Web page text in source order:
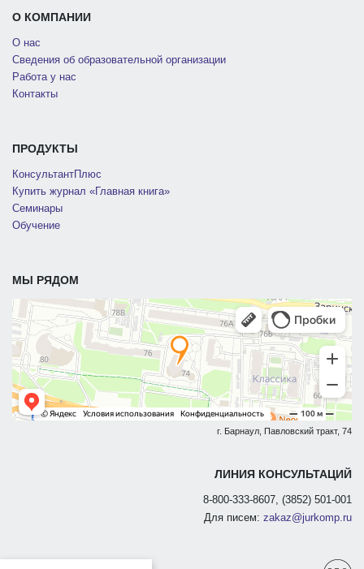
О КОМПАНИИ
О нас
Сведения об образовательной организации
Работа у нас
Контакты
ПРОДУКТЫ
КонсультантПлюс
Купить журнал «Главная книга»
Семинары
Обучение
МЫ РЯДОМ
г. Барнаул, Павловский тракт, 74
ЛИНИЯ КОНСУЛЬТАЦИЙ
8-800-333-8607, (3852) 501-001
Для писем: zakaz@jurkomp.ru